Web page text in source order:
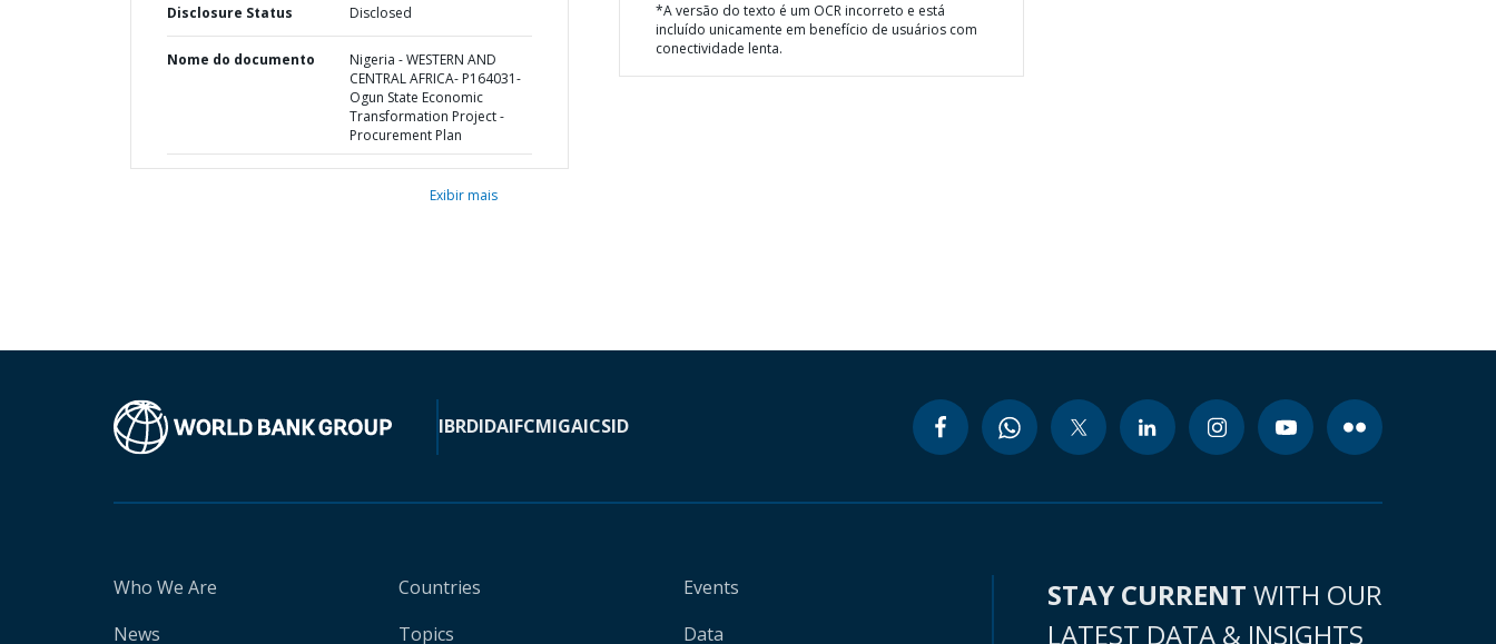
Disclosure Status Disclosed
Nome do documento
Nigeria - WESTERN AND
CENTRAL AFRICA- P164031-
Ogun State Economic
Transformation Project -
Procurement Plan
Exibir mais
*A versão do texto é um OCR incorreto e está
incluído unicamente em benefício de usuários com
conectividade lenta.
IBRDIDAIFCMIGAICSID
Who We Are
News
Countries
Topics
Events
Data
STAY CURRENT WITH OUR
LATEST DATA & INSIGHTS